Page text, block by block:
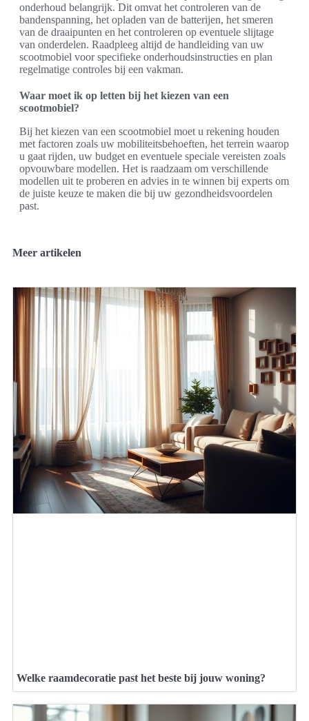
onderhoud belangrijk. Dit omvat het controleren van de
bandenspanning, het opladen van de batterijen, het smeren
van de draaipunten en het controleren op eventuele slijtage
van onderdelen. Raadpleeg altijd de handleiding van uw
scootmobiel voor specifieke onderhoudsinstructies en plan
regelmatige controles bij een vakman.
Waar moet ik op letten bij het kiezen van een
scootmobiel?
Bij het kiezen van een scootmobiel moet u rekening houden
met factoren zoals uw mobiliteitsbehoeften, het terrein waarop
u gaat rijden, uw budget en eventuele speciale vereisten zoals
opvouwbare modellen. Het is raadzaam om verschillende
modellen uit te proberen en advies in te winnen bij experts om
de juiste keuze te maken die bij uw gezondheidsvoordelen
past.
Meer artikelen
Welke raamdecoratie past het beste bij jouw woning?